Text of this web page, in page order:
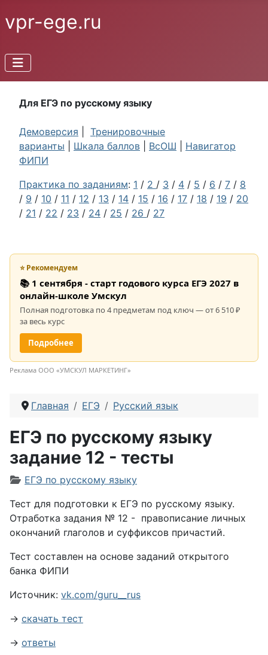
vpr-ege.ru
Для ЕГЭ по русскому языку
Демоверсия
Тренировочные
варианты
Шкала баллов ВсОШ
Навигатор
ФИПИ
Практика по заданиям: 1 / 2 / 3 / 4 / 5 / 6 / 7 / 8
/ 9 / 10 / 11 / 12 / 13 / 14 / 15 / 16 / 17 / 18 / 19 / 20
/ 21 / 22 / 23 / 24 / 25 / 26 / 27
⭐ Рекомендуем
📚 1 сентября - старт годового курса ЕГЭ 2027 в
онлайн-школе Умскул
Полная подготовка по 4 предметам под ключ — от 6 510 ₽
за весь курс
Подробнее
Реклама ООО «УМСКУЛ МАРКЕТИНГ»
Главная ЕГЭ Русский язык
ЕГЭ по русскому языку
задание 12 - тесты
Информация о материале
ЕГЭ по русскому языку
Тест для подготовки к ЕГЭ по русскому языку.
Отработка задания № 12 - правописание личных
окончаний глаголов и суффиксов причастий.
Тест составлен на основе заданий открытого
банка ФИПИ
Источник: vk.com/guru__rus
→ скачать тест
→ ответы